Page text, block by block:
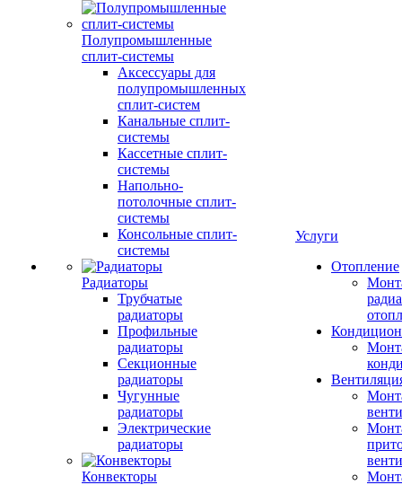
Полупромышленные
сплит-системы
Аксессуары для
полупромышленных
сплит-систем
Канальные сплит-
системы
Кассетные сплит-
системы
Напольно-
потолочные сплит-
системы
Консольные сплит-
системы
Радиаторы
Трубчатые
радиаторы
Профильные
радиаторы
Секционные
радиаторы
Чугунные
радиаторы
Электрические
радиаторы
Конвекторы
Услуги
Отопление